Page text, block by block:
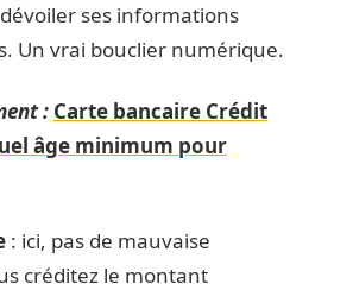
ses informations
Un vrai bouclier numérique.
: Carte bancaire Crédit
âge minimum pour
: ici, pas de mauvaise
créditez le montant